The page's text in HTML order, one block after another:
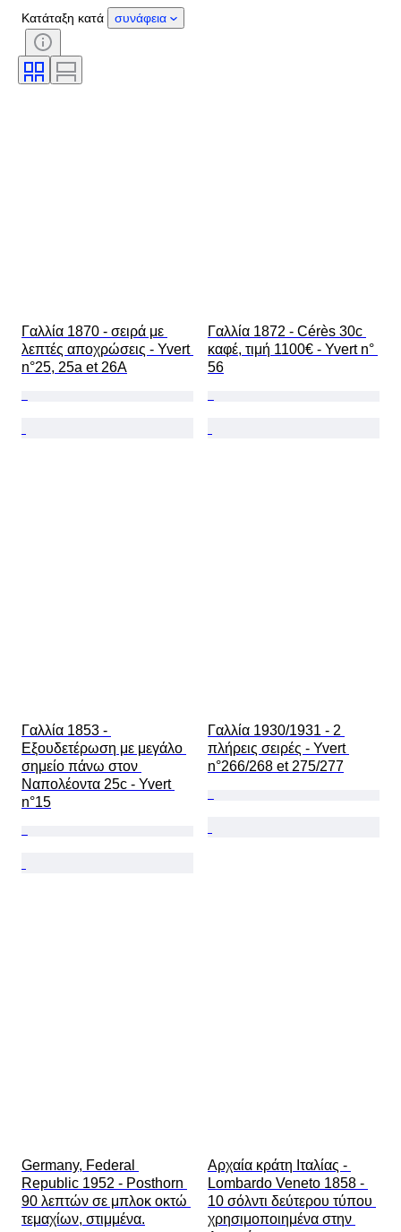
Πιστοποίηση
Θέμα
Στυλ
Υπογραφή
Γλώσσα
Κατάταξη κατά συνάφεια
Γαλλία 1870 - σειρά με
λεπτές αποχρώσεις - Yvert
n°25, 25a et 26A
Γαλλία 1872 - Cérès 30c
καφέ, τιμή 1100€ - Yvert n°
56
Γαλλία 1853 -
Εξουδετέρωση με μεγάλο
σημείο πάνω στον
Ναπολέοντα 25c - Yvert
n°15
Γαλλία 1930/1931 - 2
πλήρεις σειρές - Yvert
n°266/268 et 275/277
Germany, Federal
Republic 1952 - Posthorn
90 λεπτών σε μπλοκ οκτώ
τεμαχίων, στιμμένα.
Αρχαία κράτη Ιταλίας -
Lombardo Veneto 1858 -
10 σόλντι δεύτερου τύπου
χρησιμοποιημένα στην